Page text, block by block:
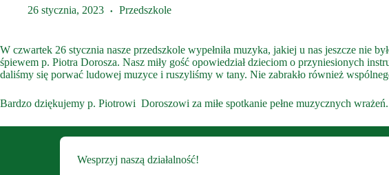
26 stycznia, 2023 Przedszkole
W czwartek 26 stycznia nasze przedszkole wypełniła muzyka, jakiej u nas jeszcze
śpiewem p. Piotra Dorosza. Nasz miły gość opowiedział dzieciom o przyniesionych
daliśmy się porwać ludowej muzyce i ruszyliśmy w tany. Nie zabrakło również
Bardzo dziękujemy p. Piotrowi Doroszowi za miłe spotkanie pełne muzycznych wrażeń.
Wesprzyj naszą działalność!